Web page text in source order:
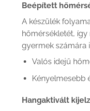
Beépített
A készülék
hőmérsékletét,
gyermek számára
Valós idejű
Kényelmesebb
Hangaktivált